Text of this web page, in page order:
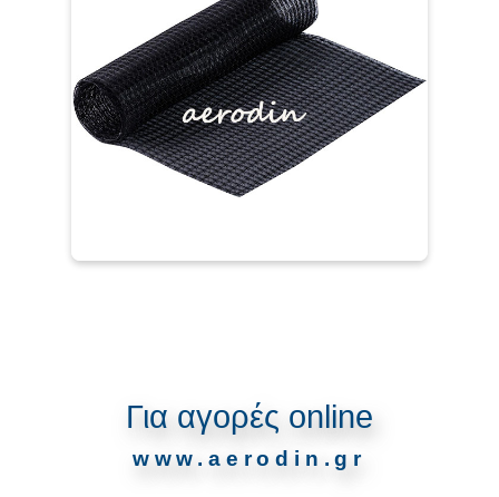
Για αγορές online
www.aerodin.gr